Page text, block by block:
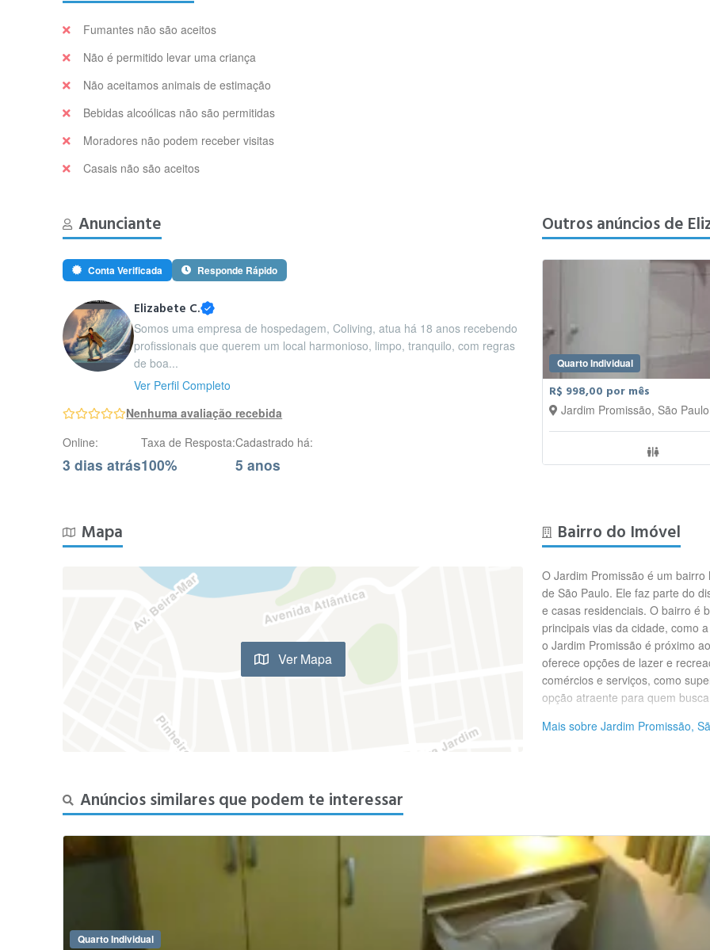
Fumantes não são aceitos
Não é permitido levar uma criança
Não aceitamos animais de estimação
Bebidas alcoólicas não são permitidas
Moradores não podem receber visitas
Casais não são aceitos
Anunciante
Conta Verificada Responde Rápido
Elizabete C.
Somos uma empresa de hospedagem, Coliving, atua há 18 anos recebendo
profissionais que querem um local harmonioso, limpo, tranquilo, com regras
de boa...
Ver Perfil Completo
Nenhuma avaliação recebida
Online:
3 dias atrás
Taxa de Resposta:
100%
Cadastrado há:
5 anos
Outros anúncios de
Quarto Individual
R$ 998,00 por mês
Jardim Promissão, São
Mapa
Ver Mapa
Bairro do Imóvel
O Jardim Promissão é um
de São Paulo. Ele faz parte do
e casas residenciais. O bairro é
principais vias da cidade, como
o Jardim Promissão é próximo
oferece opções de lazer e
comércios e serviços, como
opção atraente para quem
Mais sobre Jardim Promissão,
Anúncios similares que podem te interessar
Quarto Individual